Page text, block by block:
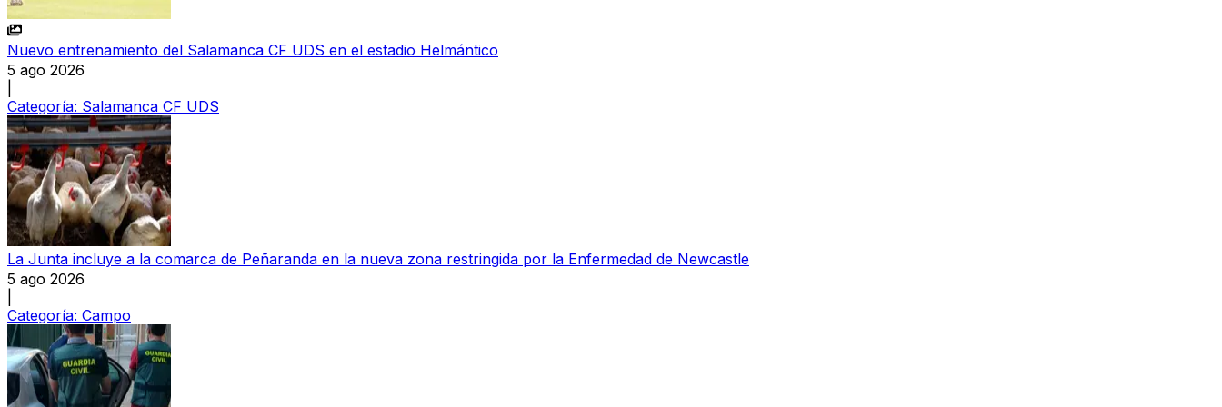
Nuevo entrenamiento del Salamanca CF UDS en el estadio Helmántico
5 ago 2026
Categoría: Salamanca CF UDS
La Junta incluye a la comarca de Peñaranda en la nueva zona restringida por la Enfermedad de Newcastle
5 ago 2026
Categoría: Campo